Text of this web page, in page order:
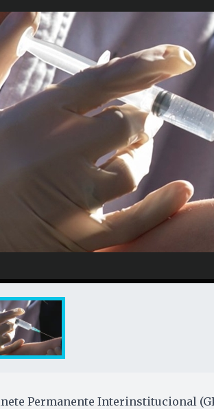
Permanente Interinstitucional